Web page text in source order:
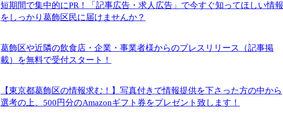
短期間で集中的にPR！「記事広告・求人広告」で今すぐ知ってほしい情報
をしっかり葛飾区民に届けませんか？
葛飾区や近隣の飲食店・企業・事業者様からのプレスリリース（記事掲
載）を無料で受付スタート！
【東京都葛飾区の情報求む！】写真付きで情報提供を下さった方の中から
選考の上、500円分のAmazonギフト券をプレゼント致します！